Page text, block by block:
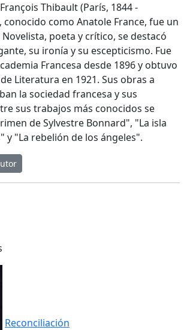
Thibault (París, 1844 -
conocido como Anatole France, fue un
poeta y crítico, se destacó
su ironía y su escepticismo. Fue
Francesa desde 1896 y obtuvo
Literatura en 1921. Sus obras a
la sociedad francesa y sus
sus trabajos más conocidos se
de Sylvestre Bonnard", "La isla
y "La rebelión de los ángeles".
Reconciliación